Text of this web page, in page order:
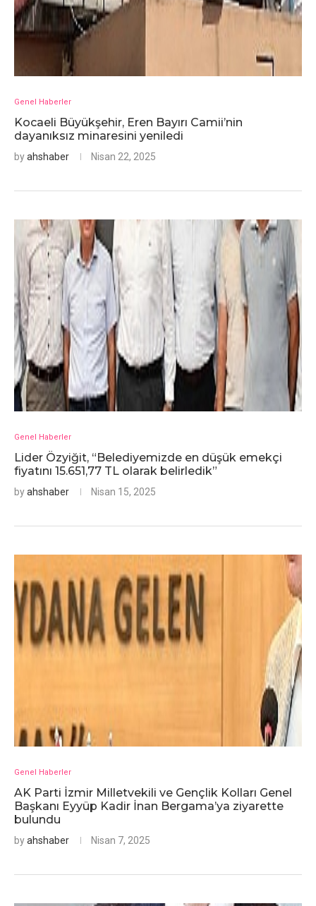
Genel Haberler
Kocaeli Büyükşehir, Eren Bayırı Camii’nin
dayanıksız minaresini yeniledi
byahshaber Nisan 22, 2025
Genel Haberler
Lider Özyiğit, “Belediyemizde en düşük emekçi
fiyatını 15.651,77 TL olarak belirledik”
byahshaber Nisan 15, 2025
Genel Haberler
AK Parti İzmir Milletvekili ve Gençlik Kolları Genel
Başkanı Eyyüp Kadir İnan Bergama’ya ziyarette
bulundu
byahshaber Nisan 7, 2025